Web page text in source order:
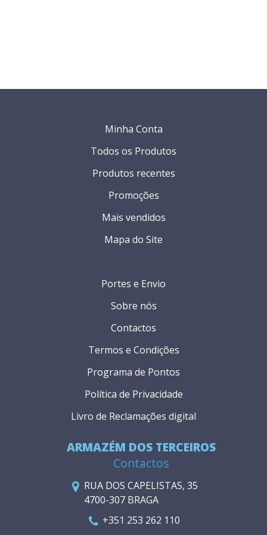
ARMAZÉM DOS TERCEIROS
Contactos
RUA DOS CAPELISTAS, 35
4700-307 BRAGA
+351 253 262 110
Portes e Envio
Sobre nós
Contactos
Termos e Condições
Programa de Pontos
Política de Privacidade
Livro de Reclamações digital
Minha Conta
Todos os Produtos
Produtos recentes
Promoções
Mais vendidos
Mapa do Site